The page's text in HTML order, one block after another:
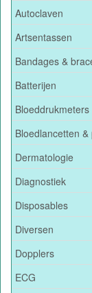
Autoclaven
Artsentassen
Bandages &
Batterijen
Bloeddrukmeters
Bloedlancetten
Dermatologie
Diagnostiek
Disposables
Diversen
Dopplers
ECG